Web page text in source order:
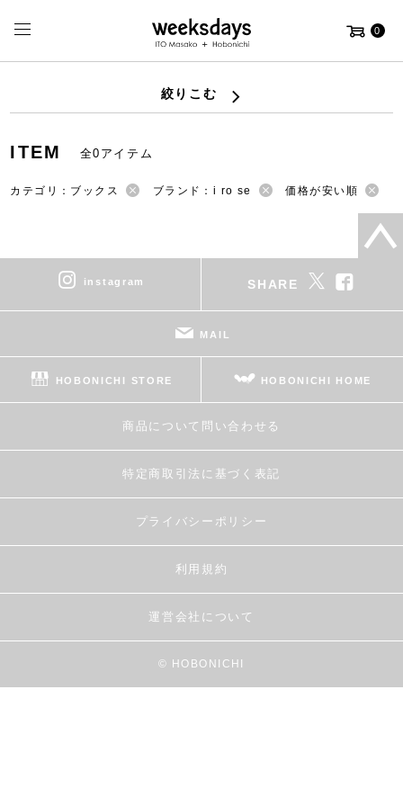
0
絞りこむ
ITEM 全0アイテム
カテゴリ：ブックス ブランド：i ro se 価格が安い順
instagram SHARE
MAIL
HOBONICHI STORE HOBONICHI HOME
商品について問い合わせる
特定商取引法に基づく表記
プライバシーポリシー
利用規約
運営会社について
© HOBONICHI